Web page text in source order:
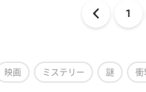
1
映画 ミステリー 謎 衝